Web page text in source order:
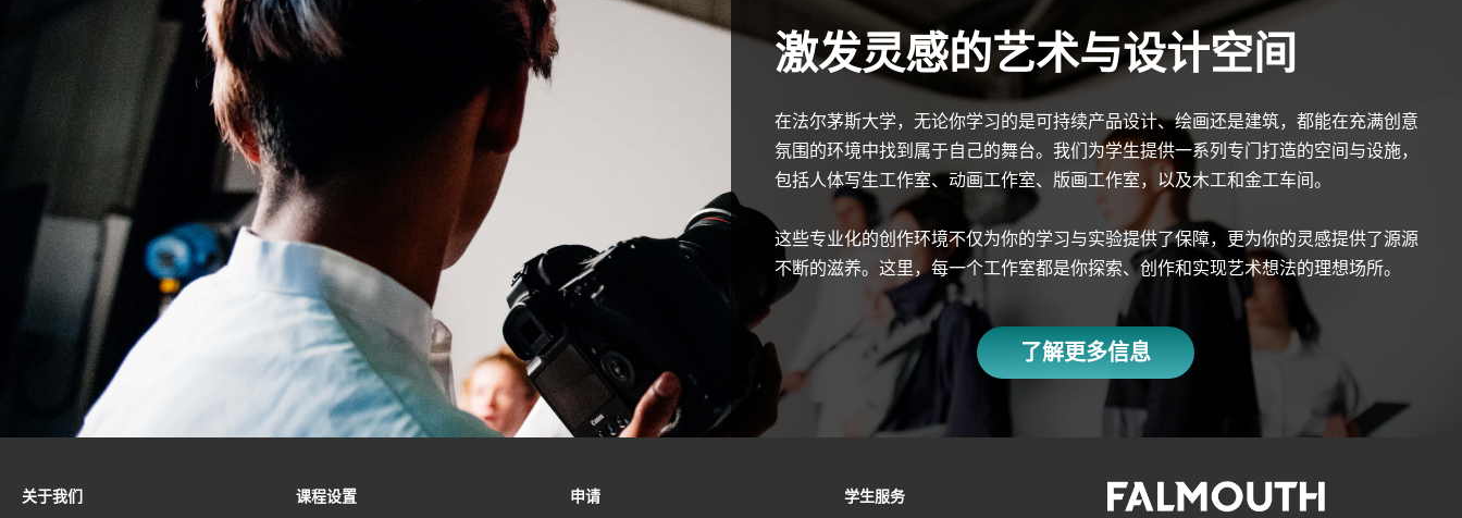
激发灵感的艺术与设计空间
在法尔茅斯大学，无论你学习的是可持续产品设计、绘画还是建筑，都能在充满创意
氛围的环境中找到属于自己的舞台。我们为学生提供一系列专门打造的空间与设施，
包括人体写生工作室、动画工作室、版画工作室，以及木工和金工车间。
这些专业化的创作环境不仅为你的学习与实验提供了保障，更为你的灵感提供了源源
不断的滋养。这里，每一个工作室都是你探索、创作和实现艺术想法的理想场所。
了解更多信息
关于我们(
课程设置(
申请(
学生服务(